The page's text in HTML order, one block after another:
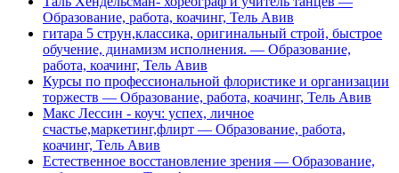
Образование, работа, коачинг, Тель Авив
гитара 5 струн,классика, оригинальный строй, быстрое
обучение, динамизм исполнения. — Образование,
работа, коачинг, Тель Авив
Курсы по профессиональной флористике и организации
торжеств — Образование, работа, коачинг, Тель Авив
Макс Лессин - коуч: успех, личное
счастье,маркетинг,флирт — Образование, работа,
коачинг, Тель Авив
Естественное восстановление зрения — Образование,